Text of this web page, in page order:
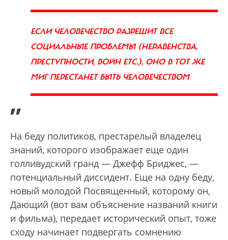
ЕСЛИ ЧЕЛОВЕЧЕСТВО РАЗРЕШИТ ВСЕ
СОЦИАЛЬНЫЕ ПРОБЛЕМЫ (НЕРАВЕНСТВА,
ПРЕСТУПНОСТИ, ВОЙН ETC.), ОНО В ТОТ ЖЕ
МИГ ПЕРЕСТАНЕТ БЫТЬ ЧЕЛОВЕЧЕСТВОМ
”
На беду политиков, престарелый владелец
знаний, которого изображает еще один
голливудский гранд — Джефф Бриджес, —
потенциальный диссидент. Еще на одну беду,
новый молодой Посвященный, которому он,
Дающий (вот вам объяснение названий книги
и фильма), передает исторический опыт, тоже
сходу начинает подвергать сомнению